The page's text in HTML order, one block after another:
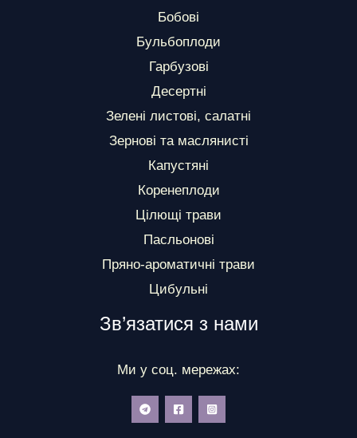
Бобові
Бульбоплоди
Гарбузові
Десертні
Зелені листові, салатні
Зернові та маслянисті
Капустяні
Коренеплоди
Цілющі трави
Пасльонові
Пряно-ароматичні трави
Цибульні
Зв’язатися з нами
Ми у соц. мережах: